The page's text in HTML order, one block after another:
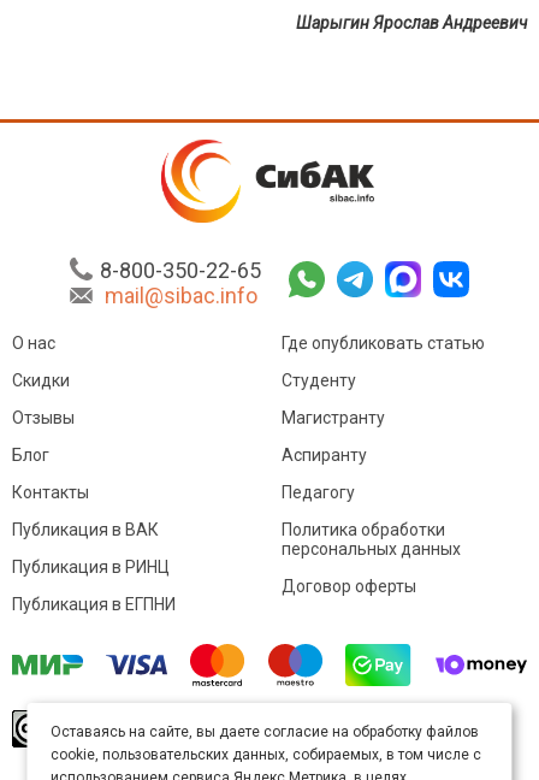
Шарыгин Ярослав Андреевич
8-800-350-22-65
mail@sibac.info
О нас
Скидки
Отзывы
Блог
Контакты
Где опубликовать статью
Студенту
Магистранту
Аспиранту
Педагогу
Публикация в ВАК
Публикация в РИНЦ
Публикация в ЕГПНИ
Политика обработки
персональных данных
Договор оферты
произведение доступно полицензии Creative
Commons «Attribution» («Атрибуция») 4.0
Оставаясь на сайте, вы даете согласие на обработку файлов
cookie, пользовательских данных, собираемых, в том числе с